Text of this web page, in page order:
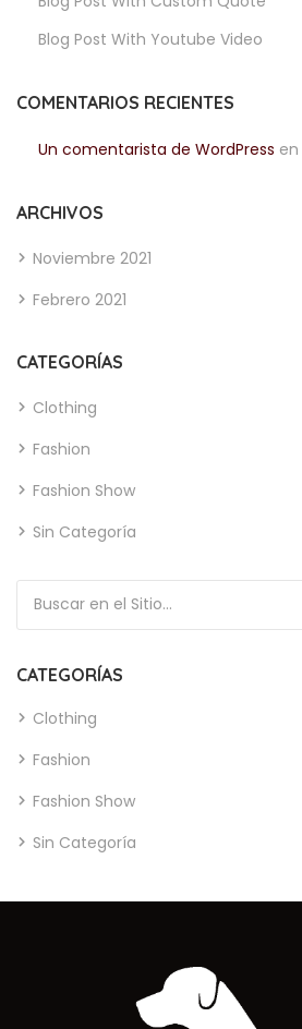
Blog Post With Youtube Video
COMENTARIOS RECIENTES
Un comentarista de WordPress en
ARCHIVOS
Noviembre 2021
Febrero 2021
CATEGORÍAS
Clothing
Fashion
Fashion Show
Sin Categoría
CATEGORÍAS
Clothing
Fashion
Fashion Show
Sin Categoría